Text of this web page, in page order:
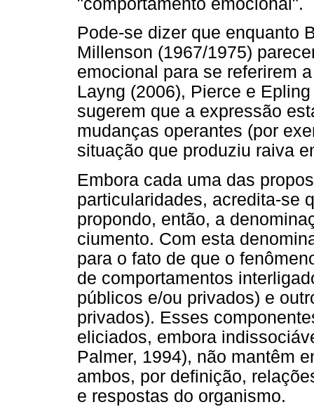
"comportamento emocional".
Pode-se dizer que enquanto
Millenson (1967/1975)
emocional para se referirem
Layng (2006), Pierce e
sugerem que a expressão
mudanças operantes (por
situação que produziu raiva
Embora cada uma das
particularidades, acredita-se
propondo, então, a
ciumento. Com esta
para o fato de que o
de comportamentos
públicos e/ou privados) e
privados). Esses
eliciados, embora
Palmer, 1994), não mantêm
ambos, por definição,
e respostas do organismo.